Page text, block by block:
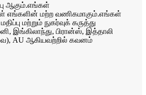
ஆகும்.எங்கள்
எங்களின் மற்ற வணிகமாகும்.எங்கள்
மற்றும் நுகர்வுக் கருத்து
இங்கிலாந்து, பிரான்ஸ், இத்தாலி
AU ஆகியவற்றில் கவனம்